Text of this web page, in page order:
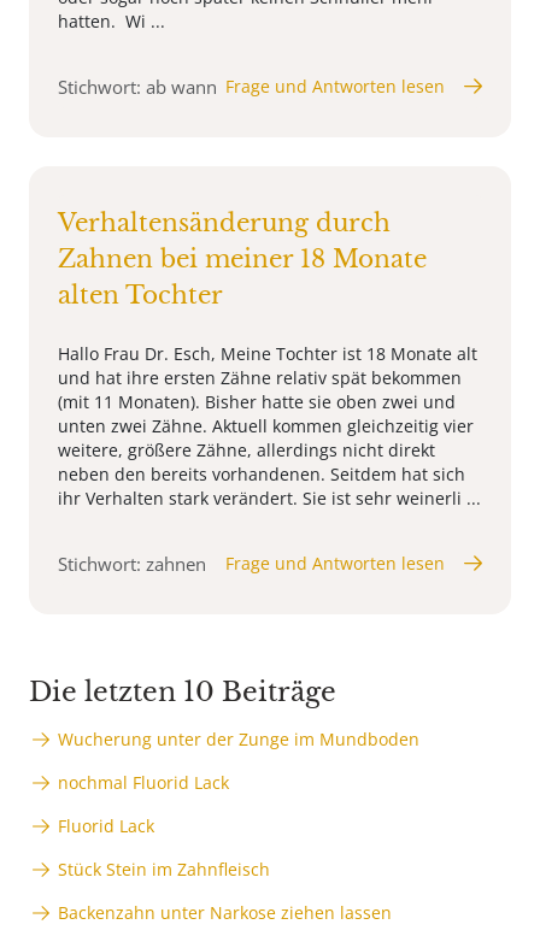
hatten. Wi ...
Stichwort: ab wann Frage und Antworten lesen
Verhaltensänderung durch
Zahnen bei meiner 18 Monate
alten Tochter
Hallo Frau Dr. Esch, Meine Tochter ist 18 Monate alt
und hat ihre ersten Zähne relativ spät bekommen
(mit 11 Monaten). Bisher hatte sie oben zwei und
unten zwei Zähne. Aktuell kommen gleichzeitig vier
weitere, größere Zähne, allerdings nicht direkt
neben den bereits vorhandenen. Seitdem hat sich
ihr Verhalten stark verändert. Sie ist sehr weinerli ...
Stichwort: zahnen Frage und Antworten lesen
Die letzten 10 Beiträge
Wucherung unter der Zunge im Mundboden
nochmal Fluorid Lack
Fluorid Lack
Stück Stein im Zahnfleisch
Backenzahn unter Narkose ziehen lassen